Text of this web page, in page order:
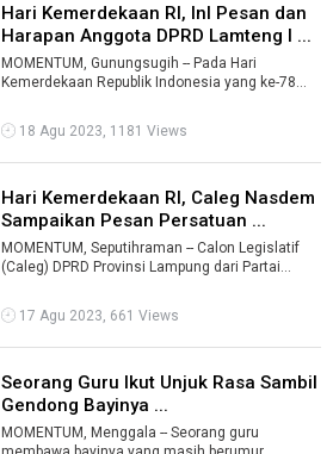
Hari Kemerdekaan RI, InI Pesan dan
Harapan Anggota DPRD Lamteng I ...
MOMENTUM, Gunungsugih -- Pada Hari
Kemerdekaan Republik Indonesia yang ke-78
Tengah (La ...
18 Agu 2023, 1181 Views
Hari Kemerdekaan RI, Caleg Nasdem
Sampaikan Pesan Persatuan ...
MOMENTUM, Seputihraman -- Calon Legislatif
(Caleg) DPRD Provinsi Lampung dari Partai
...
17 Agu 2023, 661 Views
Seorang Guru Ikut Unjuk Rasa Sambil
Gendong Bayinya ...
MOMENTUM, Menggala -- Seorang guru